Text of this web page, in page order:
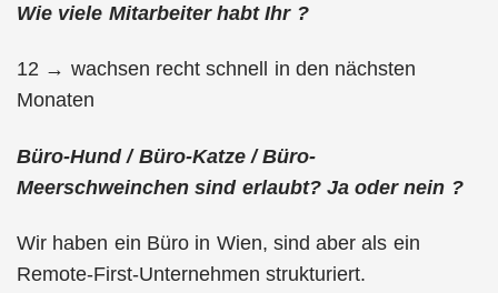
Wie viele Mitarbeiter habt Ihr ?
12 → wachsen recht schnell in den nächsten
Monaten
Büro-Hund / Büro-Katze / Büro-
Meerschweinchen sind erlaubt? Ja oder nein ?
Wir haben ein Büro in Wien, sind aber als ein
Remote-First-Unternehmen strukturiert.